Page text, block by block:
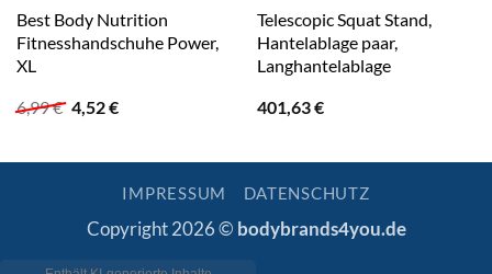
Best Body Nutrition
Fitnesshandschuhe Power,
XL
6,99€ Ursprünglicher
Preis
6,99 €
4,52€Aktueller
4,52 €.
Telescopic Squat Stand,
Hantelablage paar,
Langhantelablage
401,63€
IMPRESSUM DATENSCHUTZ
Copyright 2026 © bodybrands4you.de